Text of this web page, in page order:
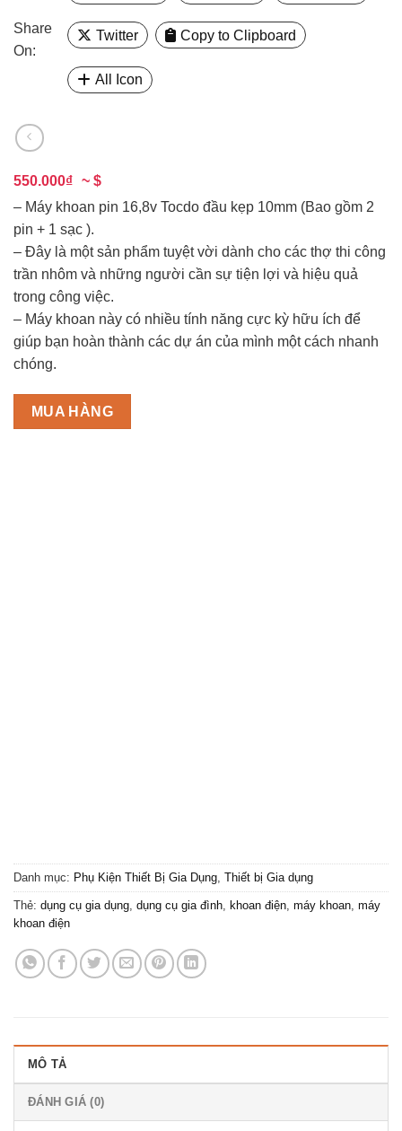
Share
On:
Twitter Copy to Clipboard
All Icon
550.000₫ ~ $
– Máy khoan pin 16,8v Tocdo đầu kẹp 10mm (Bao gồm 2
pin + 1 sạc ).
– Đây là một sản phẩm tuyệt vời dành cho các thợ thi công
trần nhôm và những người cần sự tiện lợi và hiệu quả
trong công việc.
– Máy khoan này có nhiều tính năng cực kỳ hữu ích để
giúp bạn hoàn thành các dự án của mình một cách nhanh
chóng.
MUA HÀNG
Danh mục: Phụ Kiện Thiết Bị Gia Dụng, Thiết bị Gia dụng
Thẻ: dụng cụ gia dụng, dụng cụ gia đình, khoan điện, máy khoan, máy
khoan điện
MÔ TẢ
ĐÁNH GIÁ (0)